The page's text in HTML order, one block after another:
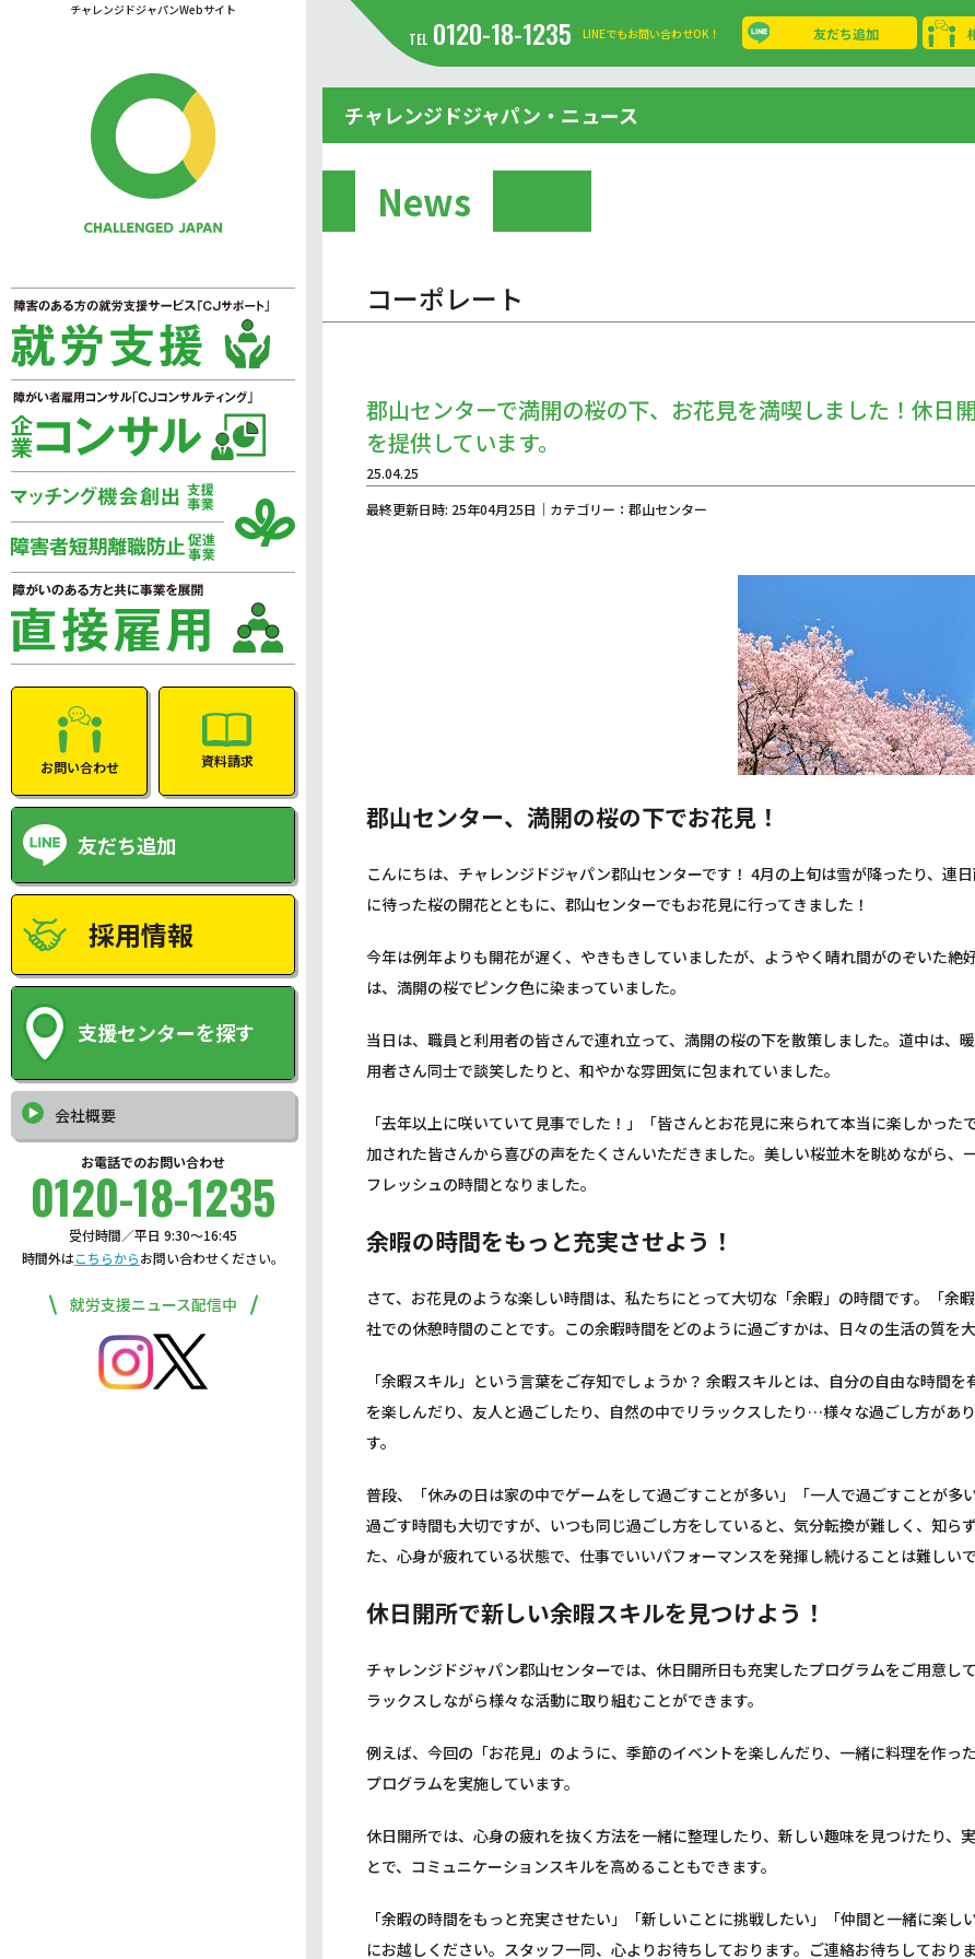
チャレンジドジャパンWebサイト
お問い合わせ 資料請求
友だち追加
採用情報
支援センターを探す
会社概要
お電話でのお問い合わせ
0120-18-1235
受付時間／平日 9:30〜16:45
時間外はこちらからお問い合わせください。
就労支援ニュース配信中
TEL 0120-18-1235 LINEでもお問い合わせOK！ 友だち追加
チャレンジドジャパン・ニュース
News
コーポレート
郡山センターで満開の桜の下、お花見を満喫しました！休日
を提供しています。
25.04.25
最終更新日時: 25年04月25日｜カテゴリー：郡山センター
郡山センター、満開の桜の下でお花見！
こんにちは、チャレンジドジャパン郡山センターです！ 4月の上旬は雪が降ったり、連
に待った桜の開花とともに、郡山センターでもお花見に行ってきました！
今年は例年よりも開花が遅く、やきもきしていましたが、ようやく晴れ間がのぞいた
は、満開の桜でピンク色に染まっていました。
当日は、職員と利用者の皆さんで連れ立って、満開の桜の下を散策しました。道中は、
用者さん同士で談笑したりと、和やかな雰囲気に包まれていました。
「去年以上に咲いていて見事でした！」「皆さんとお花見に来られて本当に楽しかっ
加された皆さんから喜びの声をたくさんいただきました。美しい桜並木を眺めながら
フレッシュの時間となりました。
余暇の時間をもっと充実させよう！
さて、お花見のような楽しい時間は、私たちにとって大切な「余暇」の時間です。「
社での休憩時間のことです。この余暇時間をどのように過ごすかは、日々の生活の質を大
「余暇スキル」という言葉をご存知でしょうか？ 余暇スキルとは、自分の自由な時間
を楽しんだり、友人と過ごしたり、自然の中でリラックスしたり…様々な過ごし方があ
す。
普段、「休みの日は家の中でゲームをして過ごすことが多い」「一人で過ごすことが
過ごす時間も大切ですが、いつも同じ過ごし方をしていると、気分転換が難しく、知ら
た、心身が疲れている状態で、仕事でいいパフォーマンスを発揮し続けることは難しいで
休日開所で新しい余暇スキルを見つけよう！
チャレンジドジャパン郡山センターでは、休日開所日も充実したプログラムをご用意し
ラックスしながら様々な活動に取り組むことができます。
例えば、今回の「お花見」のように、季節のイベントを楽しんだり、一緒に料理を作っ
プログラムを実施しています。
休日開所では、心身の疲れを抜く方法を一緒に整理したり、新しい趣味を見つけたり、
とで、コミュニケーションスキルを高めることもできます。
「余暇の時間をもっと充実させたい」「新しいことに挑戦したい」「仲間と一緒に楽
にお越しください。スタッフ一同、心よりお待ちしております。ご連絡お待ちしておりま